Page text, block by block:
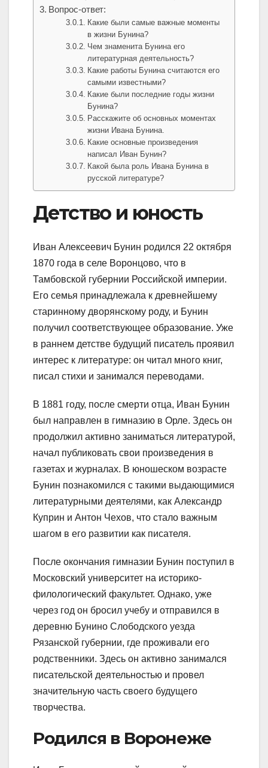
Вопрос-ответ:
Какие были самые важные моменты
в жизни Бунина?
Чем знаменита Бунина его
литературная деятельность?
Какие работы Бунина считаются его
самыми известными?
Какие были последние годы жизни
Бунина?
Расскажите об основных моментах
жизни Ивана Бунина.
Какие основные произведения
написал Иван Бунин?
Какой была роль Ивана Бунина в
русской литературе?
Детство и юность
Иван Алексеевич Бунин родился 22 октября
1870 года в селе Воронцово, что в
Тамбовской губернии Российской империи.
Его семья принадлежала к древнейшему
старинному дворянскому роду, и Бунин
получил соответствующее образование. Уже
в раннем детстве будущий писатель проявил
интерес к литературе: он читал много книг,
писал стихи и занимался переводами.
В 1881 году, после смерти отца, Иван Бунин
был направлен в гимназию в Орле. Здесь он
продолжил активно заниматься литературой,
начал публиковать свои произведения в
газетах и журналах. В юношеском возрасте
Бунин познакомился с такими выдающимися
литературными деятелями, как Александр
Куприн и Антон Чехов, что стало важным
шагом в его развитии как писателя.
После окончания гимназии Бунин поступил в
Московский университет на историко-
филологический факультет. Однако, уже
через год он бросил учебу и отправился в
деревню Бунино Слободского уезда
Рязанской губернии, где проживали его
родственники. Здесь он активно занимался
писательской деятельностью и провел
значительную часть своего будущего
творчества.
Родился в Воронеже